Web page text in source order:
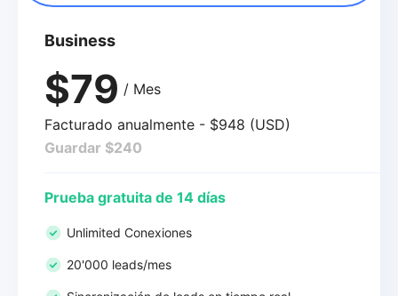
Business
$79 / Mes
Facturado anualmente - $948 (USD)
Guardar $240
Prueba gratuita de 14 días
Unlimited Conexiones
20'000 leads/mes